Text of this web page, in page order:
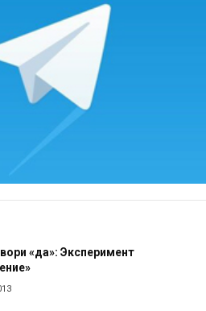
«да»: Эксперимент